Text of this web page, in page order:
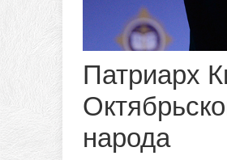
Патриарх
народа